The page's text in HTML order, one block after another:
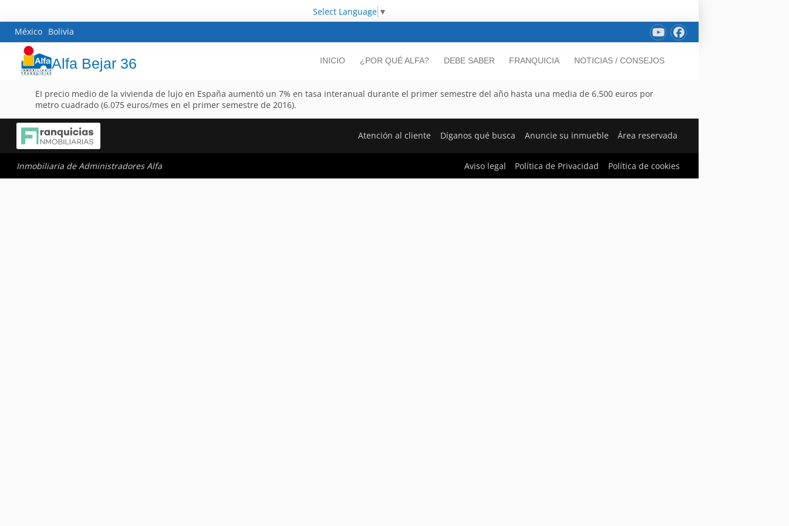
Select Language ▼
México Bolivia
Alfa Bejar 36 INICIO ¿POR QUÉ ALFA? DEBE SABER FRANQUICIA NOTICIAS / CONSEJOS
EI precio medio de la vivienda de lujo en España aumentó un 7% en tasa interanual durante el primer semestre del año hasta una media de 6.500 euros por
metro cuadrado (6.075 euros/mes en el primer semestre de 2016).
Atención al cliente Díganos qué busca Anuncie su inmueble Área reservada
Inmobiliaria de Administradores Alfa Aviso legal Política de Privacidad Política de cookies